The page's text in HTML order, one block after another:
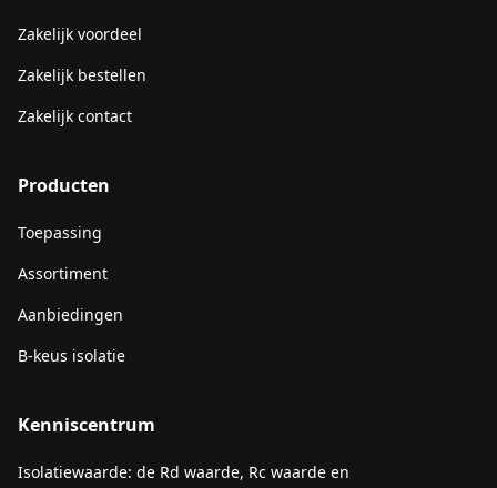
Zakelijk voordeel
Zakelijk bestellen
Zakelijk contact
Producten
Toepassing
Assortiment
Aanbiedingen
B-keus isolatie
Kenniscentrum
Isolatiewaarde: de Rd waarde, Rc waarde en